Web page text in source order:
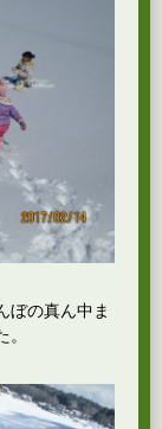
ぼの真ん中ま